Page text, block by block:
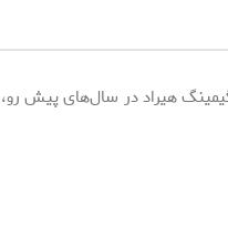
هیراد در سال‌های پیش رو،